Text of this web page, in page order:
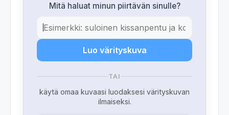
Mitä haluat minun piirtävän sinulle?
Luo värityskuva
TAI
käytä omaa kuvaasi luodaksesi värityskuvan
ilmaiseksi.